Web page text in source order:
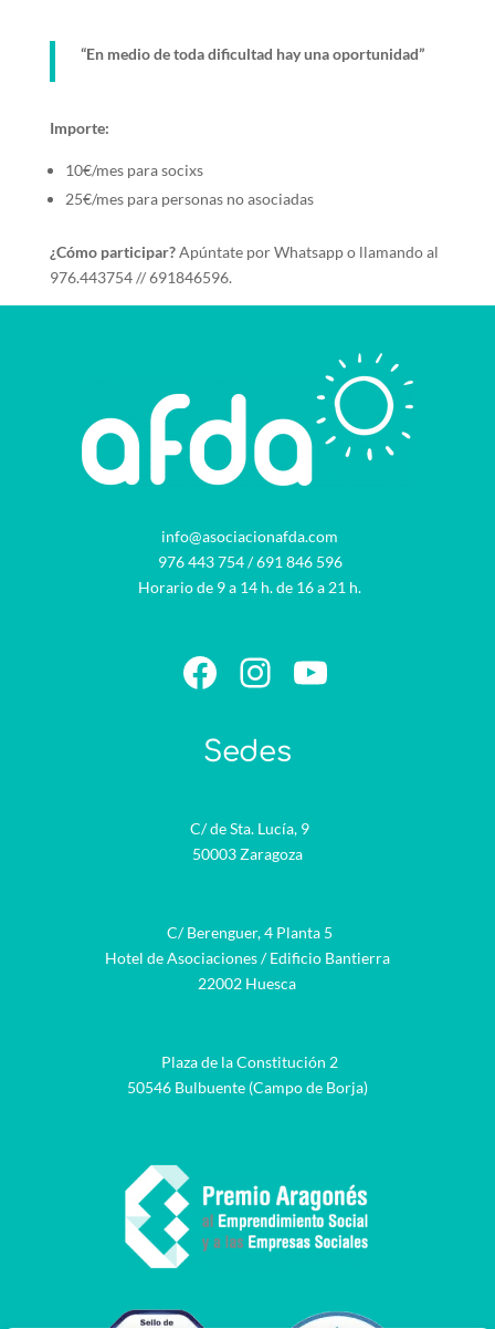
“En medio de toda dificultad hay una oportunidad”
Importe:
10€/mes para socixs
25€/mes para personas no asociadas
¿Cómo participar?Apúntate por Whatsapp o llamando al
976.443754 // 691846596.
info@asociacionafda.com
976 443 754/691 846 596
Horario de 9 a 14 h. de 16 a 21 h.
Facebook
Instagram
YouTube
Sedes
C/ de Sta. Lucía, 9
50003 Zaragoza
C/ Berenguer, 4 Planta 5
Hotel de Asociaciones / Edificio Bantierra
22002 Huesca
Plaza de la Constitución 2
50546 Bulbuente (Campo de Borja)